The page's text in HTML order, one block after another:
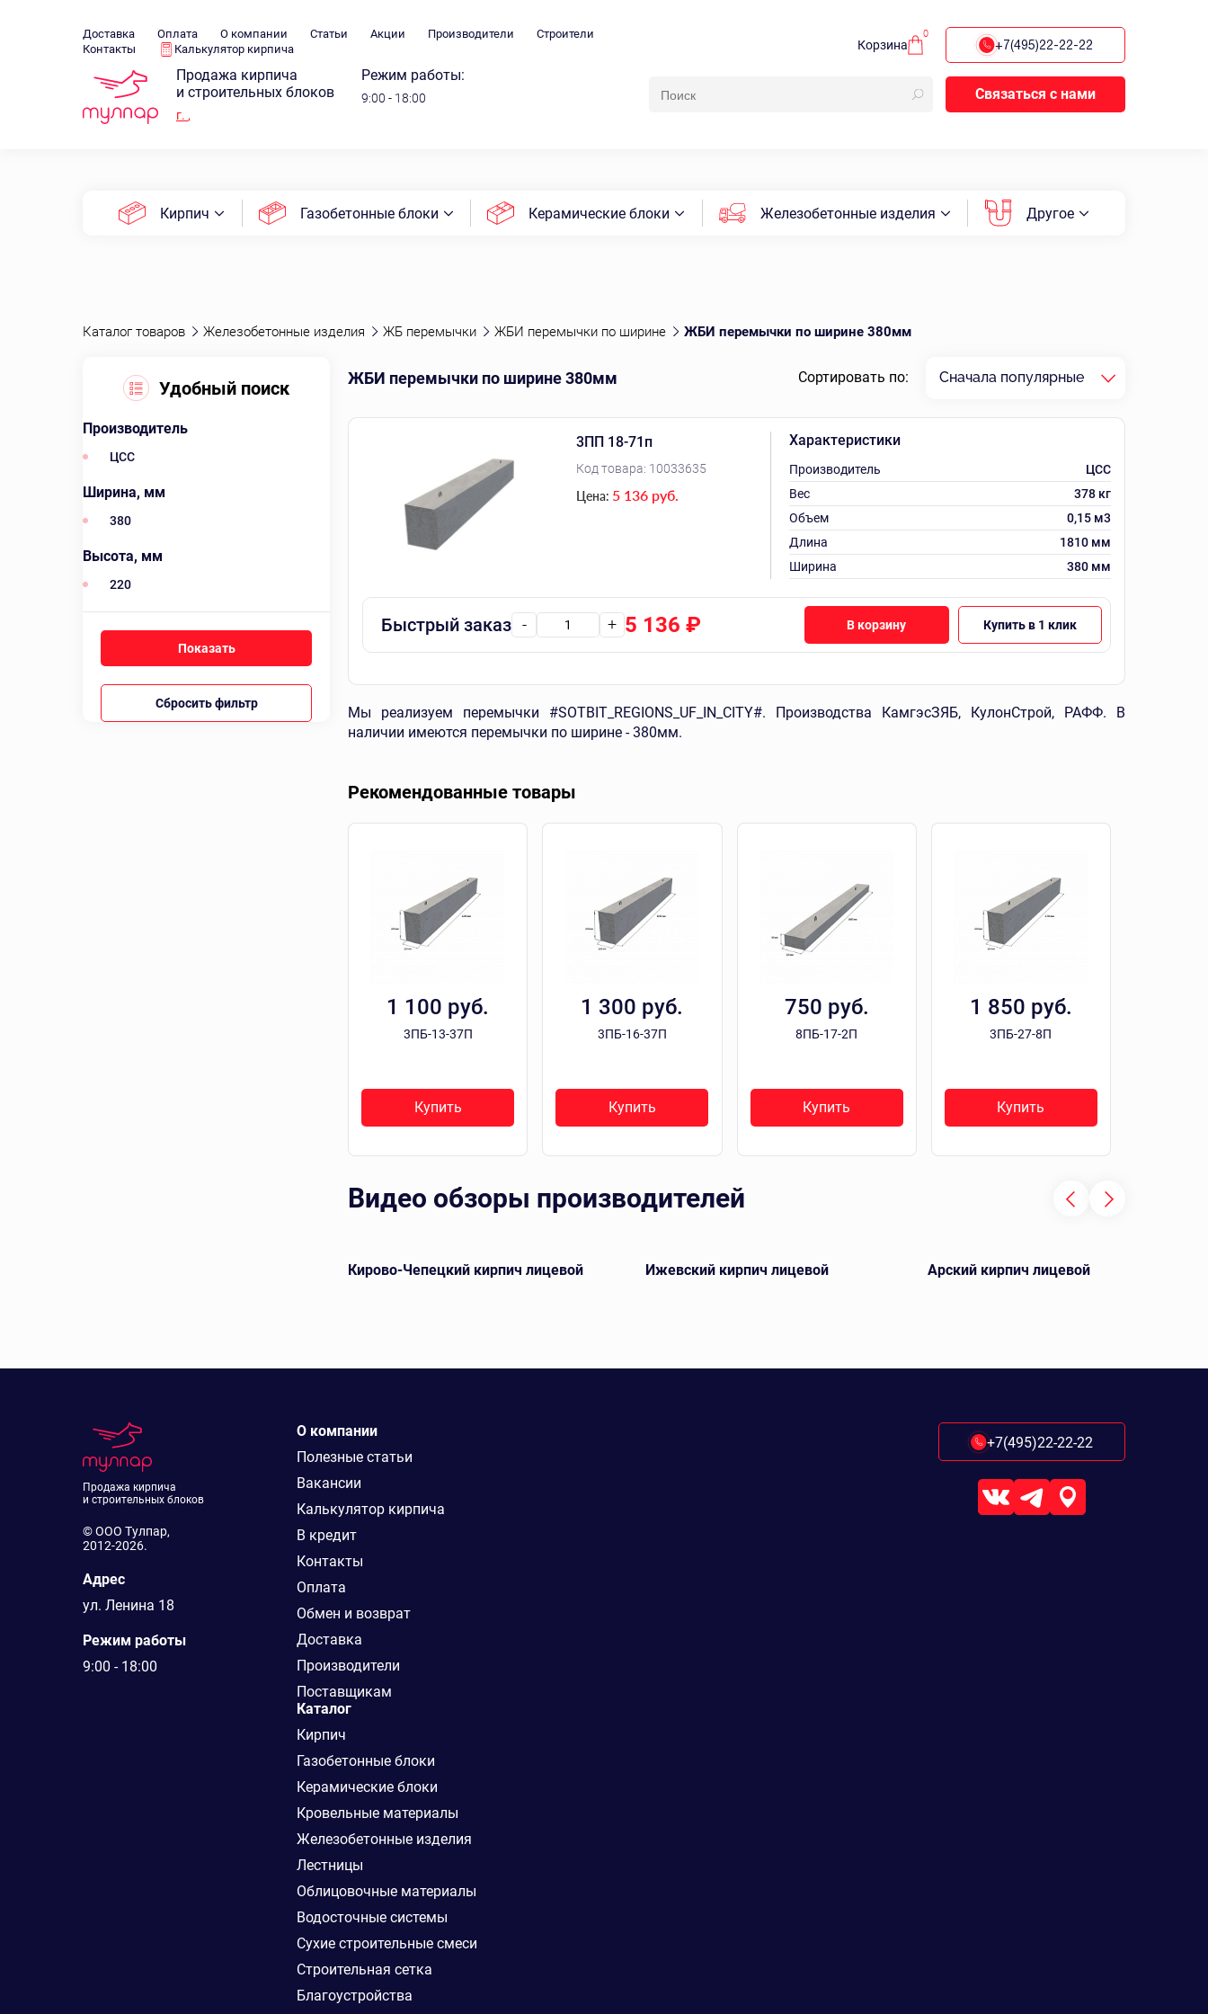
Доставка Оплата О компании Статьи Акции Производители
Строители
Контакты
Калькулятор кирпича Корзина
0
+7(495)22-22-22
Продажа кирпича
и строительных блоков
г. ,
Режим работы:
9:00 - 18:00 Связаться с нами
Кирпич Газобетонные блоки Керамические блоки Железобетонные изделия Другое
Каталог товаров Железобетонные изделия ЖБ перемычки ЖБИ перемычки по ширине ЖБИ перемычки по ширине 380мм
Удобный поиск
Производитель
ЦСС
Ширина, мм
380
Высота, мм
220
Сбросить фильтр
ЖБИ перемычки по ширине 380мм Сортировать по: Сначала популярные
3ПП 18-71п
Код товара: 10033635
Цена: 5 136 руб.
Характеристики
Производитель
ЦСС
Вес
378 кг
Объем
0,15 м3
Длина
1810 мм
Ширина
380 мм
Быстрый заказ - + 5 136 ₽ В корзину Купить в 1 клик
Мы реализуем перемычки #SOTBIT_REGIONS_UF_IN_CITY#. Производства КамгэсЗЯБ, КулонСтрой, РАФФ. В
наличии имеются перемычки по ширине - 380мм.
Рекомендованные товары
1 100 руб.
3ПБ-13-37П
Купить
1 300 руб.
3ПБ-16-37П
Купить
750 руб.
8ПБ-17-2П
Купить
1 850 руб.
3ПБ-27-8П
Купить
Видео обзоры производителей
Кирово-Чепецкий кирпич лицевой Ижевский кирпич лицевой Арский кирпич лицевой
Продажа кирпича
и строительных блоков
© ООО Тулпар,
2012-2026.
Адрес
ул. Ленина 18
Режим работы
9:00 - 18:00
О компании
Полезные статьи
Вакансии
Калькулятор кирпича
В кредит
Контакты
Оплата
Обмен и возврат
Доставка
Производители
Поставщикам
Каталог
Кирпич
Газобетонные блоки
Керамические блоки
Кровельные материалы
Железобетонные изделия
Лестницы
Облицовочные материалы
Водосточные системы
Сухие строительные смеси
Строительная сетка
Благоустройства
+7(495)22-22-22